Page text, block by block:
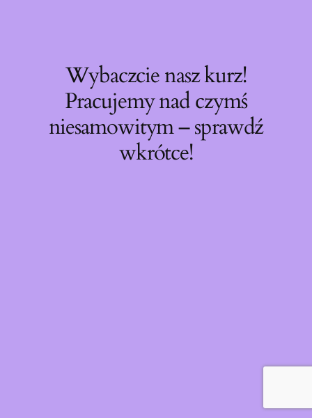
Wybaczcie nasz kurz!
Pracujemy nad czymś
niesamowitym – sprawdź
wkrótce!